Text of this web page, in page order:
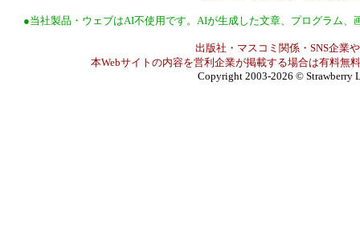
●当社製品・ウェブはAI不使用です。AIが生成した文章、プログラム
出版社・マスコミ関係・SNS企業
本Webサイトの内容を営利企業が掲載する場合は有料無
Copyright 2003-2026 © Strawberry